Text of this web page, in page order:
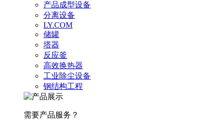
产品成型设备
分离设备
LY.COM
储罐
塔器
反应釜
高效换热器
工业除尘设备
钢结构工程
需要产品服务？